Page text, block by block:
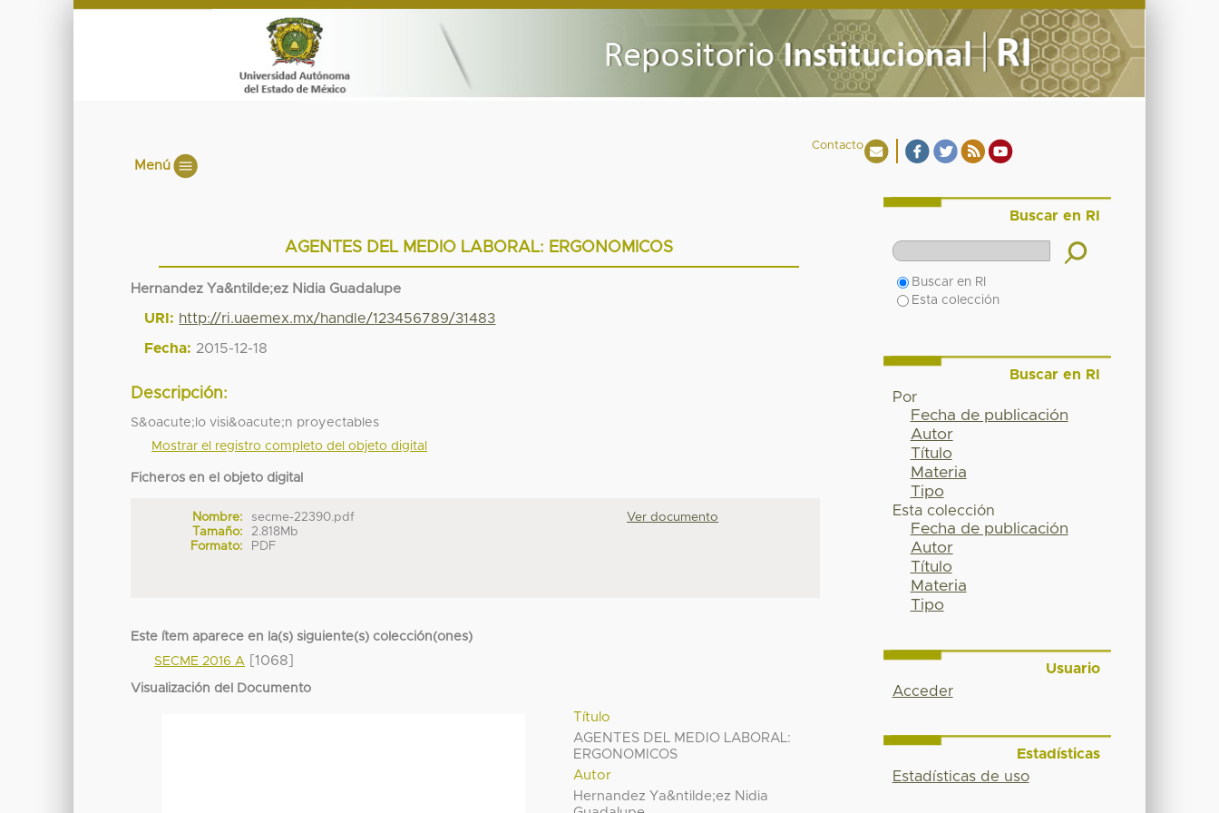
Contacto
Menú
AGENTES DEL MEDIO LABORAL: ERGONOMICOS
Hernandez Ya&ntilde;ez Nidia Guadalupe
URI: http://ri.uaemex.mx/handle/123456789/31483
Fecha: 2015-12-18
Descripción:
S&oacute;lo visi&oacute;n proyectables
Mostrar el registro completo del objeto digital
Ficheros en el objeto digital
Nombre:
secme-22390.pdf
Tamaño:
2.818Mb
Formato:
PDF
Ver documento
Este ítem aparece en la(s) siguiente(s) colección(ones)
SECME 2016 A [1068]
Visualización del Documento
Título
AGENTES DEL MEDIO LABORAL:
ERGONOMICOS
Autor
Hernandez Ya&ntilde;ez Nidia
Buscar en RI
Buscar en RI
Esta colección
Buscar en RI
Por
Fecha de publicación
Autor
Título
Materia
Tipo
Esta colección
Fecha de publicación
Autor
Título
Materia
Tipo
Usuario
Acceder
Estadísticas
Estadísticas de uso